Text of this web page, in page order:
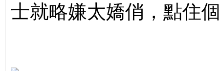
士就略嫌太嬌俏，點住